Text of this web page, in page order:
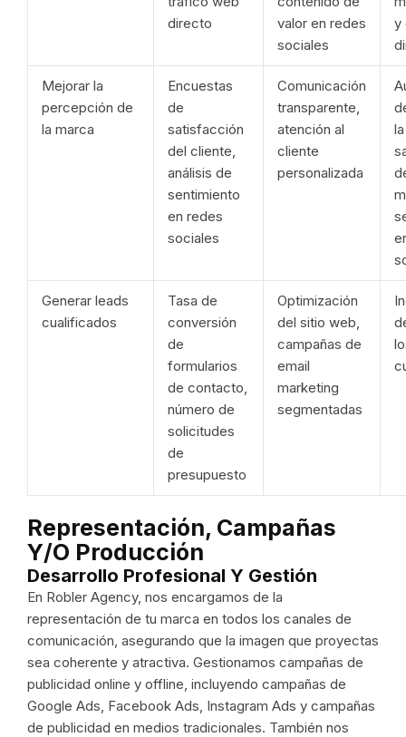
directo
valor en redes
sociales
y
Mejorar la
percepción de
la marca
Encuestas
de
satisfacción
del cliente,
análisis de
sentimiento
en redes
sociales
Comunicación
transparente,
atención al
cliente
personalizada
la
Generar leads
cualificados
Tasa de
conversión
de
formularios
de contacto,
número de
solicitudes
de
presupuesto
Optimización
del sitio web,
campañas de
email
marketing
segmentadas
Representación, Campañas
Y/o Producción
Desarrollo Profesional Y Gestión
En Robler Agency, nos encargamos de la
representación de tu marca en todos los canales de
comunicación, asegurando que la imagen que proyectas
sea coherente y atractiva. Gestionamos campañas de
publicidad online y offline, incluyendo campañas de
Google Ads, Facebook Ads, Instagram Ads y campañas
de publicidad en medios tradicionales. También nos